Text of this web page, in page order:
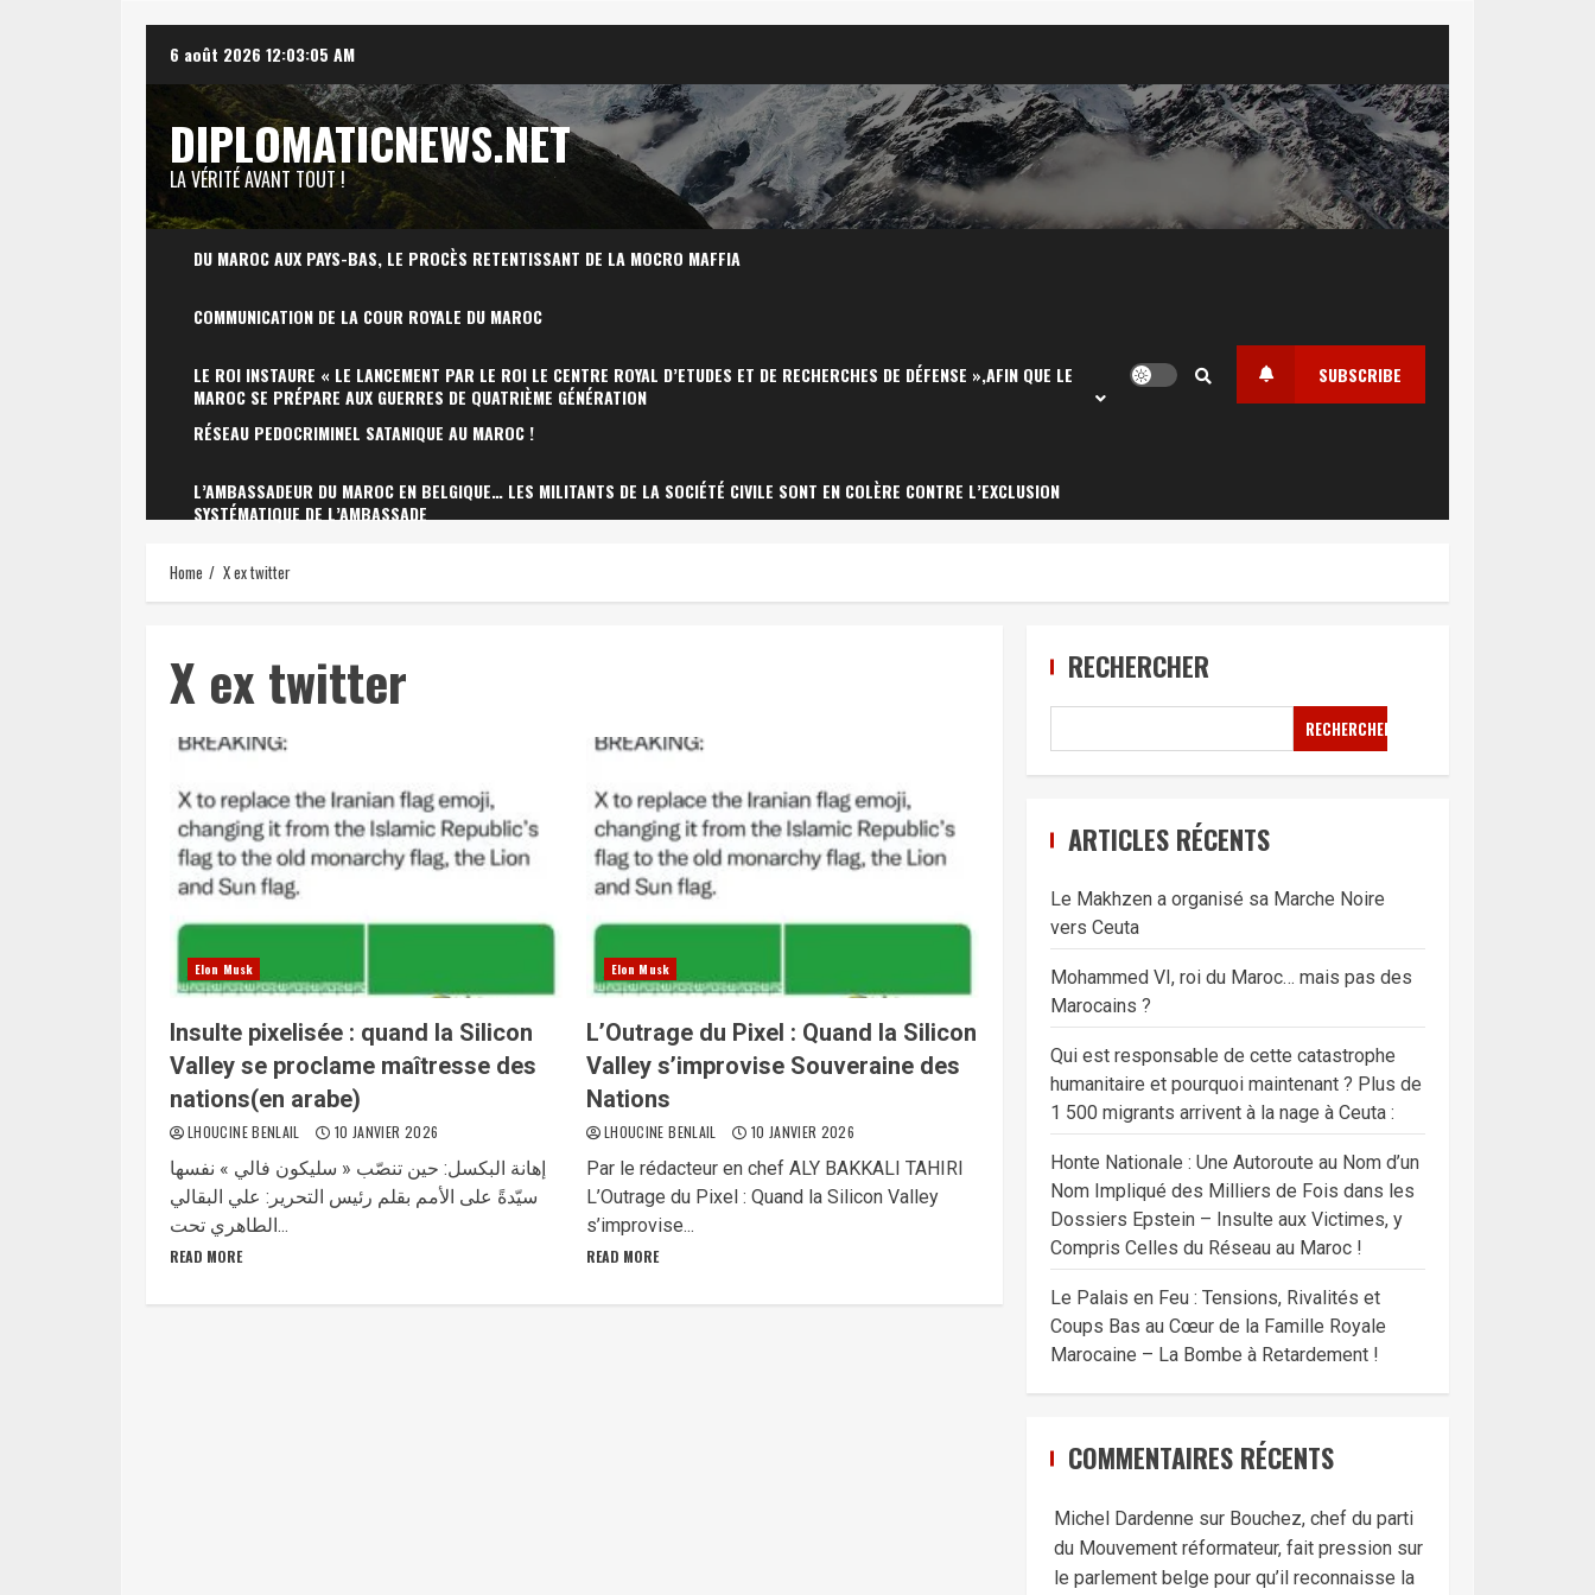
content
6 août 2026 12:03:06 AM
DIPLOMATICNEWS.NET
LA VÉRITÉ AVANT TOUT !
DU MAROC AUX PAYS-BAS, LE PROCÈS RETENTISSANT DE LA MOCRO MAFFIA
COMMUNICATION DE LA COUR ROYALE DU MAROC
LE ROI INSTAURE « LE LANCEMENT PAR LE ROI LE CENTRE ROYAL D’ETUDES ET DE RECHERCHES DE DÉFENSE »,AFIN QUE LE
MAROC SE PRÉPARE AUX GUERRES DE QUATRIÈME GÉNÉRATION
RÉSEAU PEDOCRIMINEL SATANIQUE AU MAROC !
L’AMBASSADEUR DU MAROC EN BELGIQUE… LES MILITANTS DE LA SOCIÉTÉ CIVILE SONT EN COLÈRE CONTRE L’EXCLUSION
SYSTÉMATIQUE DE L’AMBASSADE
SUBSCRIBE
Home X ex twitter
X ex twitter
Elon Musk
Insulte pixelisée : quand la Silicon
Valley se proclame maîtresse des
nations(en arabe)
LHOUCINE BENLAIL 10 JANVIER 2026
إهانة البكسل: حين تنصّب « سليكون فالي » نفسها
سيّدةً على الأمم بقلم رئيس التحرير: علي البقالي
الطاهري تحت...
READ MORE
Elon Musk
L’Outrage du Pixel : Quand la Silicon
Valley s’improvise Souveraine des
Nations
LHOUCINE BENLAIL 10 JANVIER 2026
Par le rédacteur en chef ALY BAKKALI TAHIRI
L’Outrage du Pixel : Quand la Silicon Valley
s’improvise...
READ MORE
RECHERCHER
RECHERCHER
ARTICLES RÉCENTS
Le Makhzen a organisé sa Marche Noire
vers Ceuta
Mohammed VI, roi du Maroc… mais pas des
Marocains ?
Qui est responsable de cette catastrophe
humanitaire et pourquoi maintenant ? Plus de
1 500 migrants arrivent à la nage à Ceuta :
Honte Nationale : Une Autoroute au Nom d’un
Nom Impliqué des Milliers de Fois dans les
Dossiers Epstein – Insulte aux Victimes, y
Compris Celles du Réseau au Maroc !
Le Palais en Feu : Tensions, Rivalités et
Coups Bas au Cœur de la Famille Royale
Marocaine – La Bombe à Retardement !
COMMENTAIRES RÉCENTS
Michel Dardenne sur Bouchez, chef du parti
du Mouvement réformateur, fait pression sur
le parlement belge pour qu’il reconnaisse la